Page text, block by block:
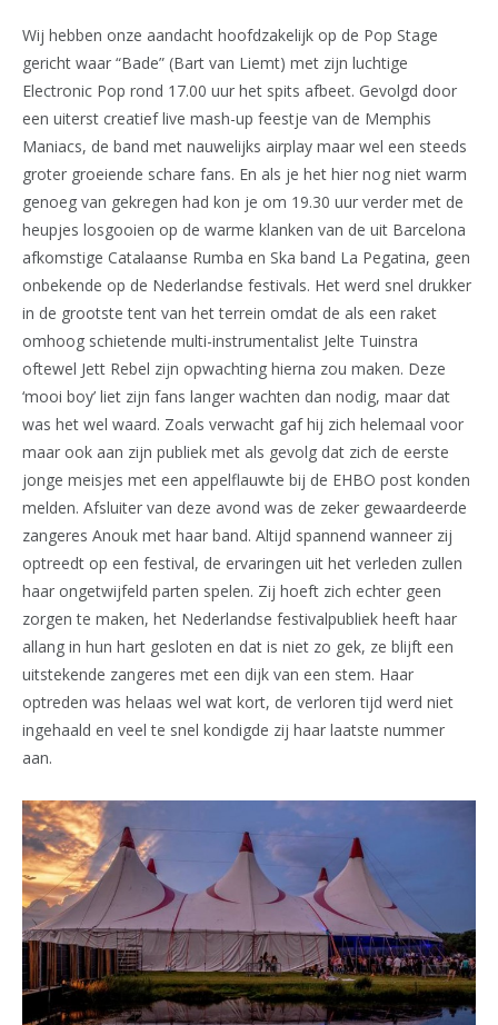
Wij hebben onze aandacht hoofdzakelijk op de Pop Stage
gericht waar “Bade” (Bart van Liemt) met zijn luchtige
Electronic Pop rond 17.00 uur het spits afbeet. Gevolgd door
een uiterst creatief live mash-up feestje van de Memphis
Maniacs, de band met nauwelijks airplay maar wel een steeds
groter groeiende schare fans. En als je het hier nog niet warm
genoeg van gekregen had kon je om 19.30 uur verder met de
heupjes losgooien op de warme klanken van de uit Barcelona
afkomstige Catalaanse Rumba en Ska band La Pegatina, geen
onbekende op de Nederlandse festivals. Het werd snel drukker
in de grootste tent van het terrein omdat de als een raket
omhoog schietende multi-instrumentalist Jelte Tuinstra
oftewel Jett Rebel zijn opwachting hierna zou maken. Deze
‘mooi boy’ liet zijn fans langer wachten dan nodig, maar dat
was het wel waard. Zoals verwacht gaf hij zich helemaal voor
maar ook aan zijn publiek met als gevolg dat zich de eerste
jonge meisjes met een appelflauwte bij de EHBO post konden
melden. Afsluiter van deze avond was de zeker gewaardeerde
zangeres Anouk met haar band. Altijd spannend wanneer zij
optreedt op een festival, de ervaringen uit het verleden zullen
haar ongetwijfeld parten spelen. Zij hoeft zich echter geen
zorgen te maken, het Nederlandse festivalpubliek heeft haar
allang in hun hart gesloten en dat is niet zo gek, ze blijft een
uitstekende zangeres met een dijk van een stem. Haar
optreden was helaas wel wat kort, de verloren tijd werd niet
ingehaald en veel te snel kondigde zij haar laatste nummer
aan.